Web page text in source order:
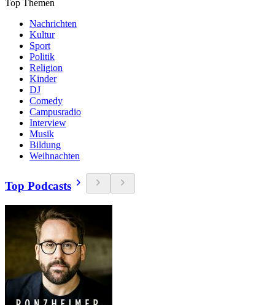
Top Themen
Nachrichten
Kultur
Sport
Politik
Religion
Kinder
DJ
Comedy
Campusradio
Interview
Musik
Bildung
Weihnachten
Top Podcasts